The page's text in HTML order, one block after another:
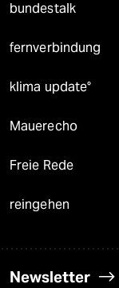
bundestalk
fernverbindung
klima update°
Mauerecho
Freie Rede
reingehen
Newsletter